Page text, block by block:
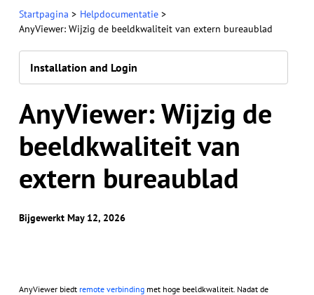
Startpagina > Helpdocumentatie>
AnyViewer: Wijzig de beeldkwaliteit van extern bureaublad
Installation and Login
AnyViewer: Wijzig de
beeldkwaliteit van
extern bureaublad
Bijgewerkt May 12, 2026
AnyViewer biedt remote verbindingmet hoge beeldkwaliteit. Nadat de